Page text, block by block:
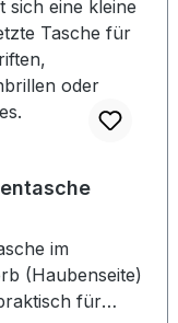
im
(Haubenseite)
für